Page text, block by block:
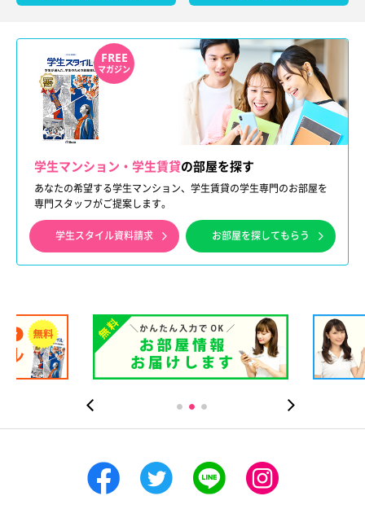
FREE
マガジン
学生マンション・学生賃貸の部屋を探す
あなたの希望する学生マンション、学生賃貸の学生専門のお部屋を
専門スタッフがご提案します。
学生スタイル資料請求 お部屋を探してもらう